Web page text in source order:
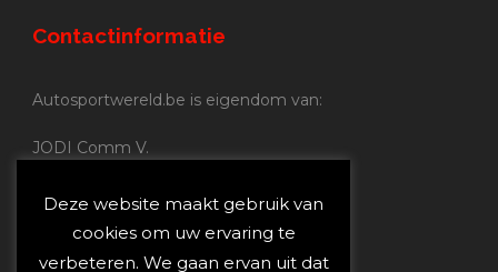
Contactinformatie
Autosportwereld.be is eigendom van:
JODI Comm V.
Nijverheidsstraat 70
2160 Wommelgem
Deze website maakt gebruik van
cookies om uw ervaring te
verbeteren. We gaan ervan uit dat